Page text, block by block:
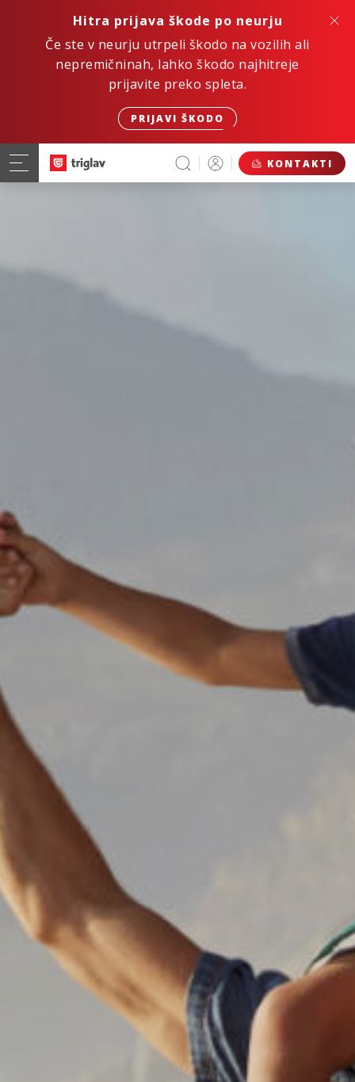
Hitra prijava škode po neurju
Če ste v neurju utrpeli škodo na vozilih ali
nepremičninah, lahko škodo najhitreje
prijavite preko spleta.
PRIJAVI ŠKODO
KONTAKTI